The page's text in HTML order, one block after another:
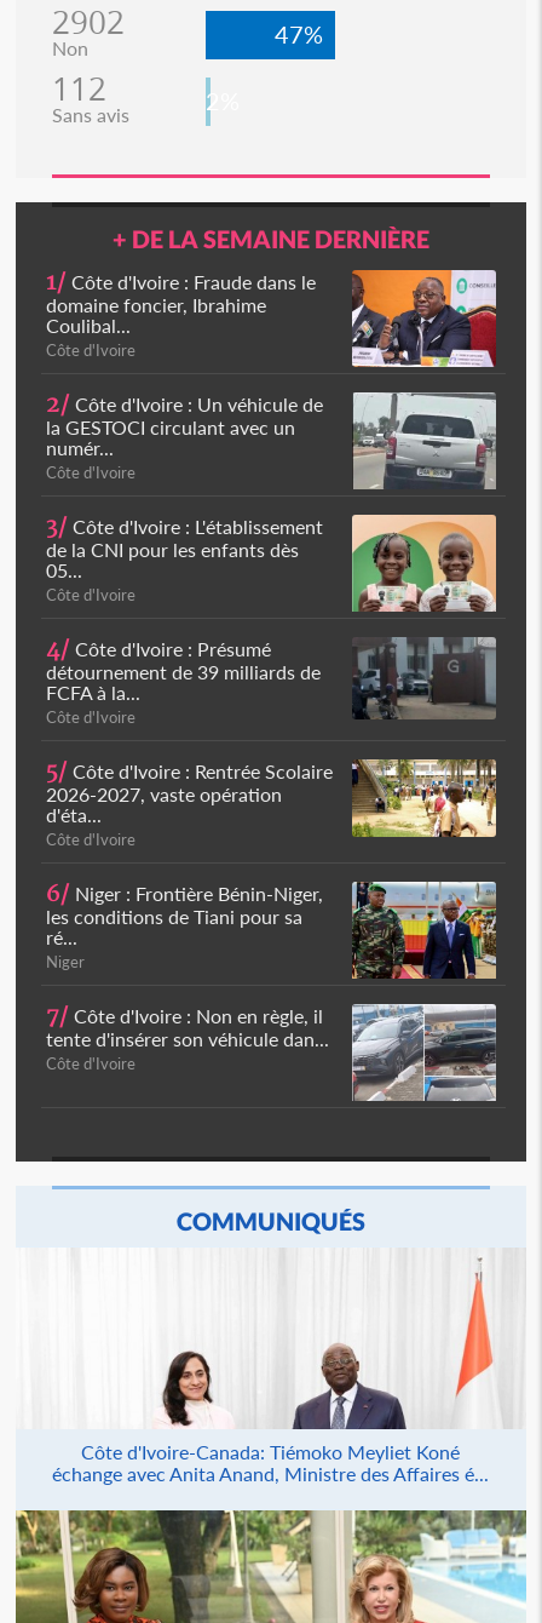
2902
Non 47%
112
Sans avis 2%
+ DE LA SEMAINE DERNIÈRE
1/ Côte d'Ivoire : Fraude dans le
domaine foncier, Ibrahime
Coulibal...
Côte d'Ivoire
2/ Côte d'Ivoire : Un véhicule de
la GESTOCI circulant avec un
numér...
Côte d'Ivoire
3/ Côte d'Ivoire : L'établissement
de la CNI pour les enfants dès
05...
Côte d'Ivoire
4/ Côte d'Ivoire : Présumé
détournement de 39 milliards de
FCFA à la...
Côte d'Ivoire
5/ Côte d'Ivoire : Rentrée Scolaire
2026-2027, vaste opération
d'éta...
Côte d'Ivoire
6/ Niger : Frontière Bénin-Niger,
les conditions de Tiani pour sa
ré...
Niger
7/ Côte d'Ivoire : Non en règle, il
tente d'insérer son véhicule dan...
Côte d'Ivoire
COMMUNIQUÉS
Côte d'Ivoire-Canada: Tiémoko Meyliet Koné
échange avec Anita Anand, Ministre des Affaires é...